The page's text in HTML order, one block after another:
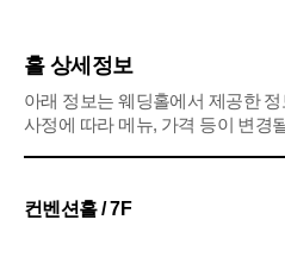
홀 상세정보
아래 정보는 웨딩홀에서 제공한
사정에 따라 메뉴, 가격 등이 변경
컨벤션홀 / 7F